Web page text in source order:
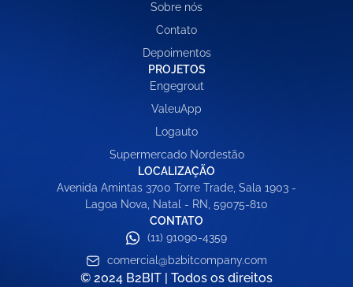
Sobre nós
Contato
Depoimentos
PROJETOS
Engegrout
ValeuApp
Logauto
Supermercado Nordestão
LOCALIZAÇÃO
Avenida Amintas 3700 Torre Trade, Sala 1903 -
Lagoa Nova, Natal - RN, 59075-810
CONTATO
(11) 91090-4359
comercial@b2bitcompany.com
© 2024 B2BIT | Todos os direitos